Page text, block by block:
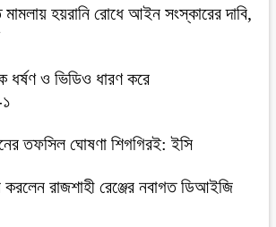
হয়রানি রোধে আইন সংস্কারের দাবি,
ধর্ষণ ও ভিডিও ধারণ করে
তফসিল ঘোষণা শিগগিরই: ইসি
করলেন রাজশাহী রেঞ্জের নবাগত ডিআইজি